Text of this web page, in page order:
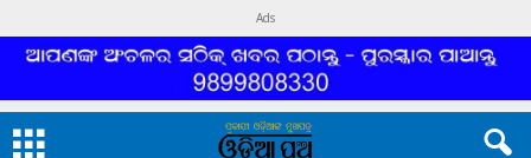
Ads